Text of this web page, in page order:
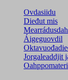
Ovdasiidu
Dieđut mis
Áigeguovdil
Jorgaleaddjit